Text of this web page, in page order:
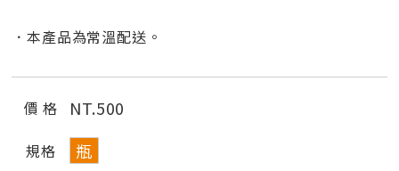
．本產品為常溫配送。
價 格 NT.500
規格 瓶